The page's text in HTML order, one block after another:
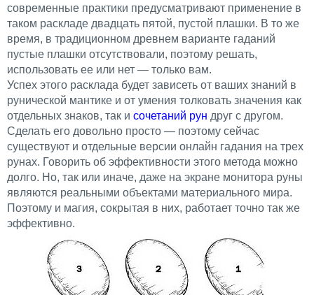
современные практики предусматривают применение в
таком раскладе двадцать пятой, пустой плашки. В то же
время, в традиционном древнем варианте гаданий
пустые плашки отсутствовали, поэтому решать,
использовать ее или нет — только вам.
Успех этого расклада будет зависеть от ваших знаний в
рунической мантике и от умения толковать значения как
отдельных знаков, так и сочетаний рун друг с другом.
Сделать его довольно просто — поэтому сейчас
существуют и отдельные версии онлайн гадания на трех
рунах. Говорить об эффективности этого метода можно
долго. Но, так или иначе, даже на экране монитора руны
являются реальными объектами материального мира.
Поэтому и магия, сокрытая в них, работает точно так же
эффективно.